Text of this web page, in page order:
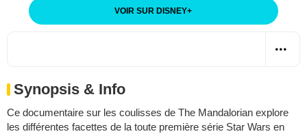
VOIR SUR DISNEY+
Synopsis & Info
Ce documentaire sur les coulisses de The Mandalorian explore
les différentes facettes de la toute première série Star Wars en